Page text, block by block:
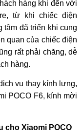
hàng khi đến với
từ khi chiếc điện
tâm đã triển khi cung
quan của chiếc điện
rất phải chăng, dễ
hàng.
vụ thay kính lưng,
POCO F6, kính mời
cho Xiaomi POCO